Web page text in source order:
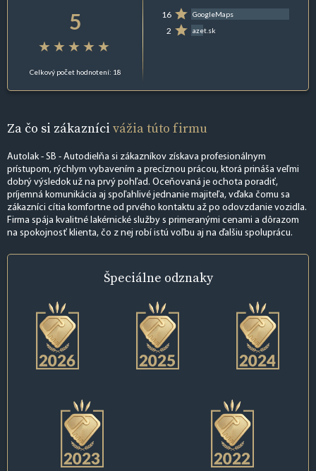
5
Celkový počet hodnotení: 18
16 GoogleMaps
2 azet.sk
Za čo si zákazníci vážia túto firmu
Autolak - SB - Autodielňa si zákazníkov získava profesionálnym
prístupom, rýchlym vybavením a precíznou prácou, ktorá prináša veľmi
dobrý výsledok už na prvý pohľad. Oceňovaná je ochota poradiť,
príjemná komunikácia aj spoľahlivé jednanie majiteľa, vďaka čomu sa
zákazníci cítia komfortne od prvého kontaktu až po odovzdanie vozidla.
Firma spája kvalitné lakérnické služby s primeranými cenami a dôrazom
na spokojnosť klienta, čo z nej robí istú voľbu aj na ďalšiu spoluprácu.
Špeciálne odznaky